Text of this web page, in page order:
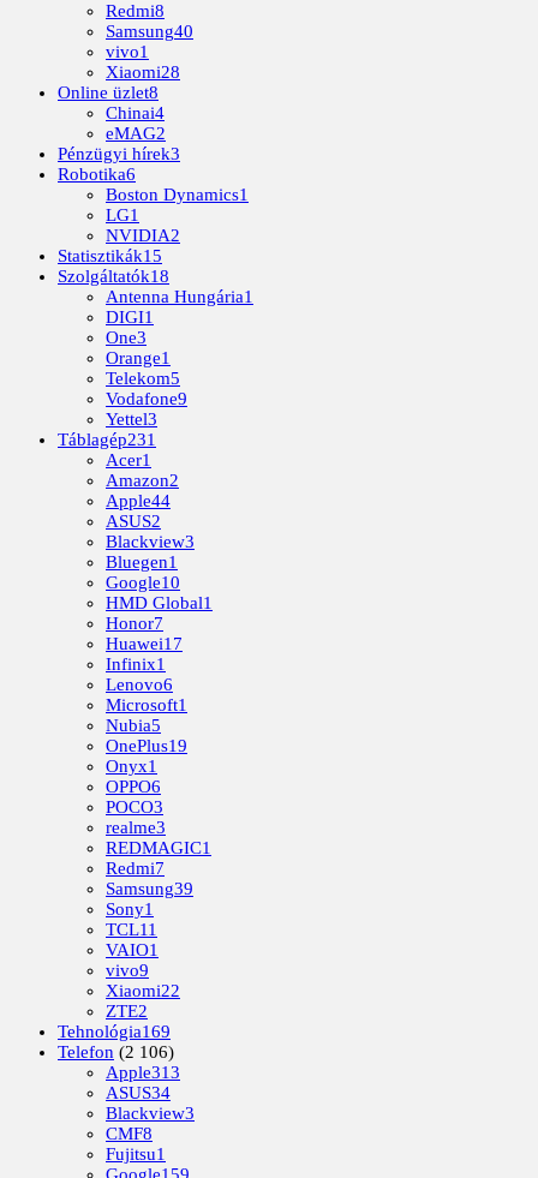
Redmi8
Samsung40
vivo1
Xiaomi28
Online üzlet8
Chinai4
eMAG2
Pénzügyi hírek3
Robotika6
Boston Dynamics1
LG1
NVIDIA2
Statisztikák15
Szolgáltatók18
Antenna Hungária1
DIGI1
One3
Orange1
Telekom5
Vodafone9
Yettel3
Táblagép231
Acer1
Amazon2
Apple44
ASUS2
Blackview3
Bluegen1
Google10
HMD Global1
Honor7
Huawei17
Infinix1
Lenovo6
Microsoft1
Nubia5
OnePlus19
Onyx1
OPPO6
POCO3
realme3
REDMAGIC1
Redmi7
Samsung39
Sony1
TCL11
VAIO1
vivo9
Xiaomi22
ZTE2
Tehnológia169
Telefon (2 106)
Apple313
ASUS34
Blackview3
CMF8
Fujitsu1
Google159